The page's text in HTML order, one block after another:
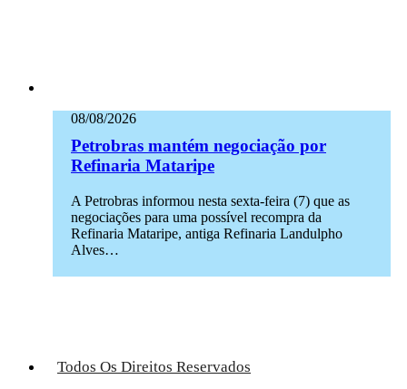
08/08/2026
Petrobras mantém negociação por
Refinaria Mataripe
A Petrobras informou nesta sexta-feira (7) que as
negociações para uma possível recompra da
Refinaria Mataripe, antiga Refinaria Landulpho
Alves…
Todos Os Direitos Reservados